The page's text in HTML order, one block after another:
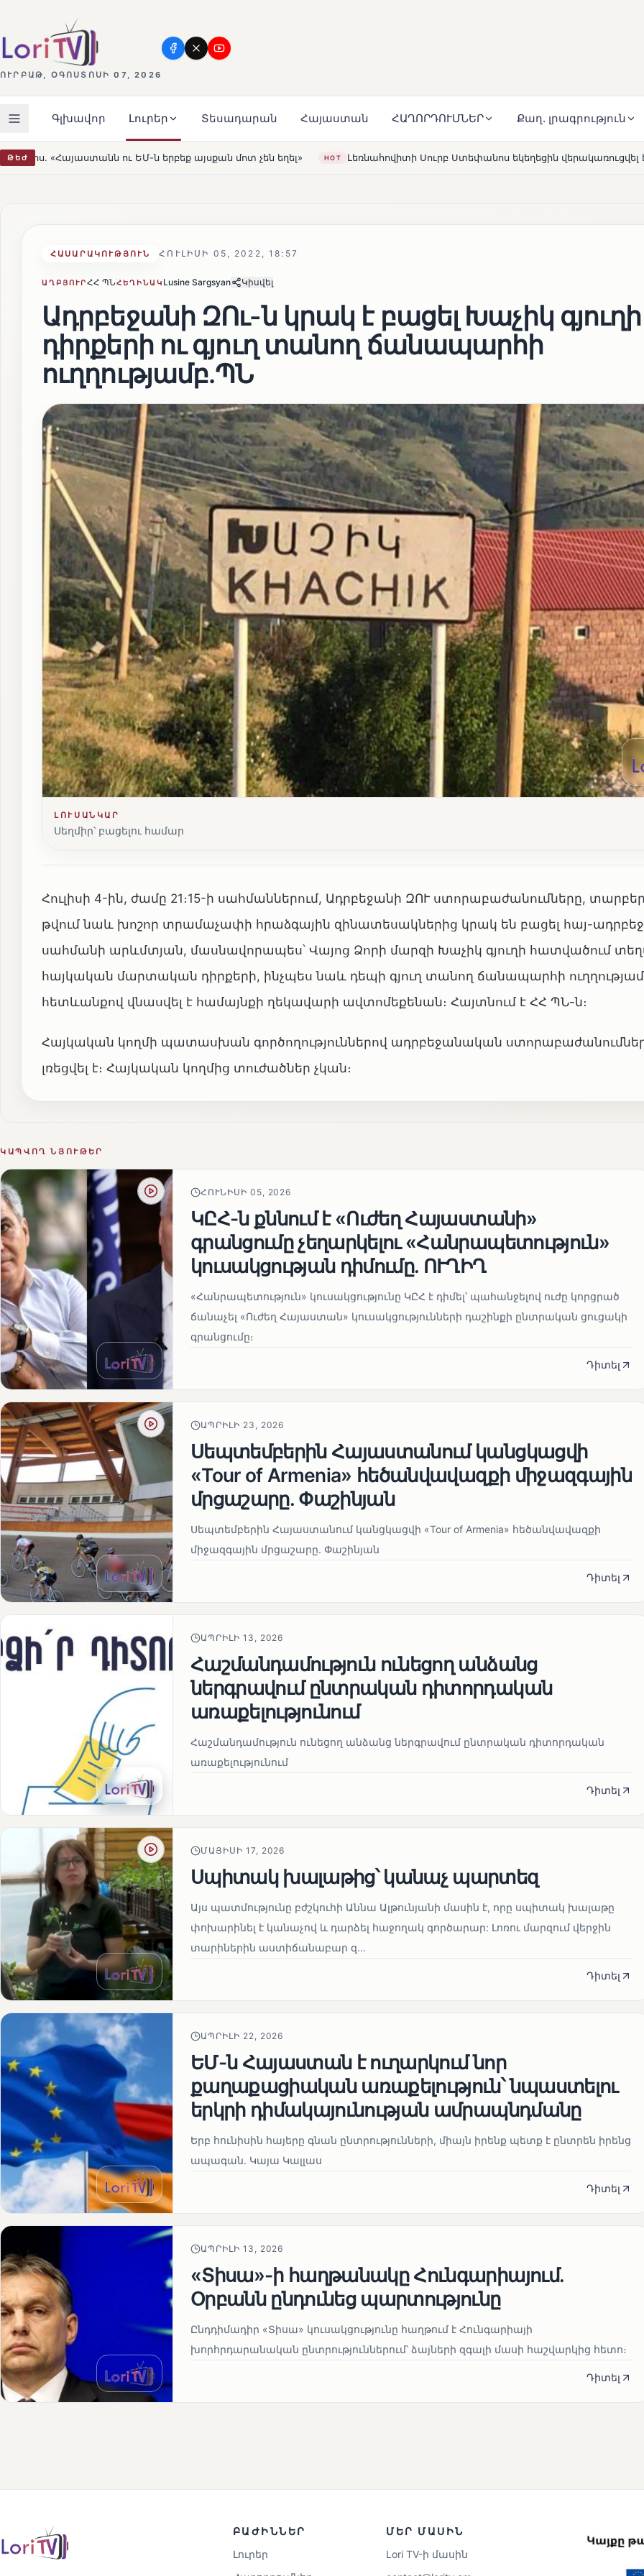
ՈՒՐԲԱԹ, ՕԳՈՍՏՈՍԻ 07, 2026
Գլխավոր Լուրեր Տեսադարան Հայաստան ՀԱՂՈՐԴՈՒՄՆԵՐ Քաղ. լրագրություն
ԹԵԺ
ն երբեք այսքան մոտ չեն եղել» HOT Լեռնահովիտի Սուրբ Ստեփանոս եկեղեցին վերակառուցվել է Կարապետյան
ՀԱՍԱՐԱԿՈՒԹՅՈՒՆ ՀՈՒԼԻՍԻ 05, 2022, 18:57
ԱՂԲՅՈՒՐՀՀ ՊՆՀԵՂԻՆԱԿ Lusine Sargsyan Կիսվել
Ադրբեջանի ԶՈւ-ն կրակ է բացել Խաչիկ գյուղի
դիրքերի ու գյուղ տանող ճանապարհի
ուղղությամբ․ՊՆ
ԼՈՒՍԱՆԿԱՐ
Սեղմիր՝ բացելու համար
Հուլիսի 4-ին, ժամը 21։15-ի սահմաններում, Ադրբեջանի ԶՈՒ ստորաբաժանումները,
թվում նաև խոշոր տրամաչափի հրաձգային զինատեսակներից կրակ են բացել հայ-
սահմանի արևմտյան, մասնավորապես՝ Վայոց Ձորի մարզի Խաչիկ գյուղի հատվածում
հայկական մարտական դիրքերի, ինչպես նաև դեպի գյուղ տանող ճանապարհի
հետևանքով վնասվել է համայնքի ղեկավարի ավտոմեքենան։ Հայտնում է ՀՀ ՊՆ-ն։
Հայկական կողմի պատասխան գործողություններով ադրբեջանական
լռեցվել է։ Հայկական կողմից տուժածներ չկան։
ԿԱՊՎՈՂ ՆՅՈՒԹԵՐ
ՀՈՒՆԻՍԻ 05, 2026
ԿԸՀ-ն քննում է «Ուժեղ Հայաստանի»
գրանցումը չեղարկելու «Հանրապետություն»
կուսակցության դիմումը. ՈՒՂԻՂ
«Հանրապետություն» կուսակցությունը ԿԸՀ է դիմել՝ պահանջելով ուժը կորցրած
ճանաչել «Ուժեղ Հայաստան» կուսակցությունների դաշինքի ընտրական ցուցակի
գրանցումը։
Դիտել
ԱՊՐԻԼԻ 23, 2026
Սեպտեմբերին Հայաստանում կանցկացվի
«Tour of Armenia» հեծանվավազքի միջազգային
մրցաշարը. Փաշինյան
Սեպտեմբերին Հայաստանում կանցկացվի «Tour of Armenia» հեծանվավազքի
միջազգային մրցաշարը. Փաշինյան
Դիտել
ԱՊՐԻԼԻ 13, 2026
Հաշմանդամություն ունեցող անձանց
ներգրավում ընտրական դիտորդական
առաքելությունում
Հաշմանդամություն ունեցող անձանց ներգրավում ընտրական դիտորդական
առաքելությունում
Դիտել
ՄԱՅԻՍԻ 17, 2026
Սպիտակ խալաթից՝ կանաչ պարտեզ
Այս պատմությունը բժշկուհի Աննա Ալթունյանի մասին է, որը սպիտակ խալաթը
փոխարինել է կանաչով և դարձել հաջողակ գործարար: Լոռու մարզում վերջին
տարիներին աստիճանաբար զ...
Դիտել
ԱՊՐԻԼԻ 22, 2026
ԵՄ-ն Հայաստան է ուղարկում նոր
քաղաքացիական առաքելություն՝ նպաստելու
երկրի դիմակայունության ամրապնդմանը
Երբ հունիսին հայերը գնան ընտրությունների, միայն իրենք պետք է ընտրեն իրենց
ապագան. Կայա Կալլաս
Դիտել
ԱՊՐԻԼԻ 13, 2026
«Տիսա»-ի հաղթանակը Հունգարիայում․
Օրբանն ընդունեց պարտությունը
Ընդդիմադիր «Տիսա» կուսակցությունը հաղթում է Հունգարիայի
խորհրդարանական ընտրություններում՝ ձայների զգալի մասի հաշվարկից հետո։
Դիտել
ԲԱԺԻՆՆԵՐ
Լուրեր
ՄԵՐ ՄԱՍԻՆ
Lori TV-ի մասին